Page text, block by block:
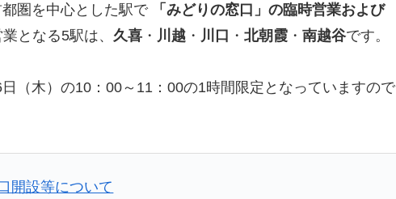
圏を中心とした駅で
「みどりの窓口」の臨時営業および
となる5駅は、 久喜 ・ 川越 ・ 川口 ・ 北朝霞 ・ 南越谷です。
（木）の10：00～11：00の1時間限定となっていますので
開設等について